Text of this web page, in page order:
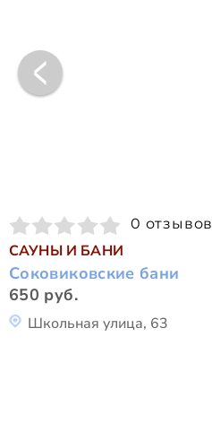
0 отзывов
САУНЫ И БАНИ
Соковиковские бани
650 руб.
Школьная улица, 63